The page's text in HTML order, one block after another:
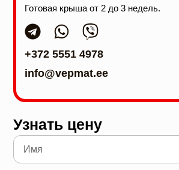
Готовая крыша от 2 до 3 недель.
+372 5551 4978
info@vepmat.ee
Узнать цену